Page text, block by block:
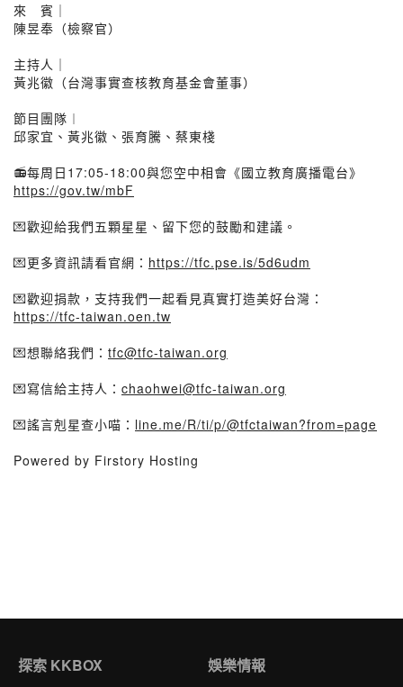
來 賓｜
陳昱奉（檢察官）
主持人｜
黃兆徽（台灣事實查核教育基金會董事）
節目團隊︱
邱家宜、黃兆徽、張育騰、蔡東棧
📻每周日17:05-18:00與您空中相會《國立教育廣播電台》
https://gov.tw/mbF
💌歡迎給我們五顆星星、留下您的鼓勵和建議。
💌更多資訊請看官網： https://tfc.pse.is/5d6udm
💌歡迎捐款，支持我們一起看見真實打造美好台灣：
https://tfc-taiwan.oen.tw
💌想聯絡我們： tfc@tfc-taiwan.org
💌寫信給主持人： chaohwei@tfc-taiwan.org
💌謠言剋星查小喵： line.me/R/ti/p/@tfctaiwan?from=page
Powered by Firstory Hosting
探索 KKBOX 娛樂情報